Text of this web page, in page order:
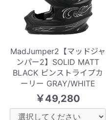
MadJumper2【マッドジャ
ンパー2】SOLID MATT
BLACK ピンストライプカ
ーリー GRAY/WHITE
￥49,280